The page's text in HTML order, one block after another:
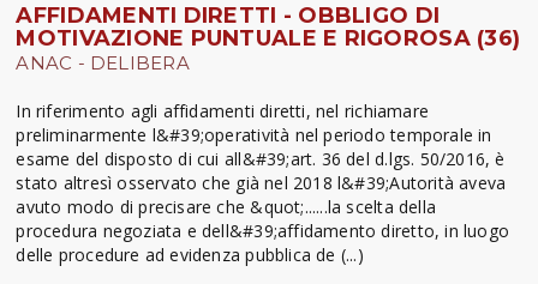
AFFIDAMENTI DIRETTI - OBBLIGO DI
MOTIVAZIONE PUNTUALE E RIGOROSA (36)
ANAC - DELIBERA
In riferimento agli affidamenti diretti, nel richiamare
preliminarmente l&#39;operatività nel periodo temporale in
esame del disposto di cui all&#39;art. 36 del d.lgs. 50/2016, è
stato altresì osservato che già nel 2018 l&#39;Autorità aveva
avuto modo di precisare che &quot;......la scelta della
procedura negoziata e dell&#39;affidamento diretto, in luogo
delle procedure ad evidenza pubblica de (...)